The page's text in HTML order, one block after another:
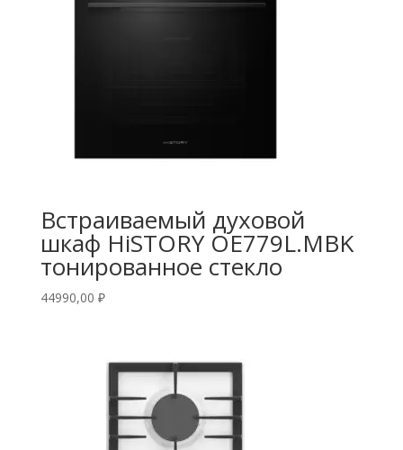
Встраиваемый духовой
шкаф HiSTORY OE779L.MBK
тонированное стекло
44990,00 ₽